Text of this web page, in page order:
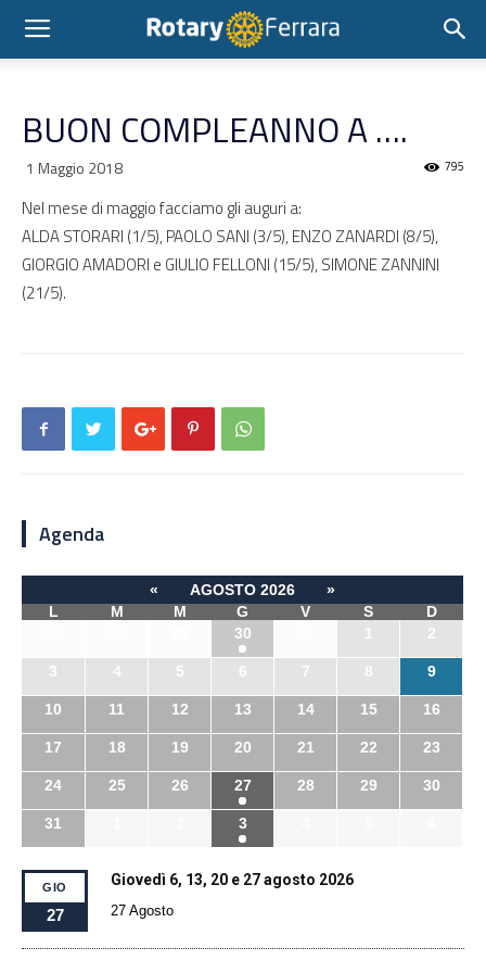
BUON COMPLEANNO A ….
1 Maggio 2018 795
Nel mese di maggio facciamo gli auguri a:
ALDA STORARI (1/5), PAOLO SANI (3/5), ENZO ZANARDI (8/5),
GIORGIO AMADORI e GIULIO FELLONI (15/5), SIMONE ZANNINI
(21/5).
Agenda
« AGOSTO 2026
»
L
M M G V S
D
30 1 2
3 4 5 6 7 8 9
10 11 12 13 14 15 16
17 18 19 20 21 22 23
24 25 26 27 28 29 30
31 3
GIO
27
Giovedì 6, 13, 20 e 27 agosto 2026
27 Agosto